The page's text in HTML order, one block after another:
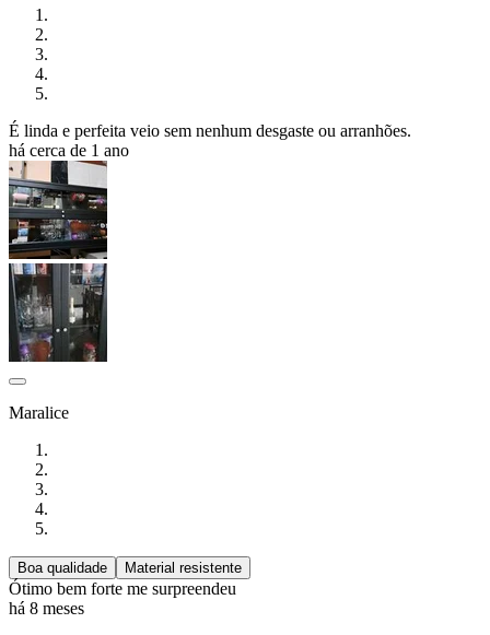
É linda e perfeita veio sem nenhum desgaste ou arranhões.
há cerca de 1 ano
Maralice
Boa qualidade Material resistente
Ótimo bem forte me surpreendeu
há 8 meses